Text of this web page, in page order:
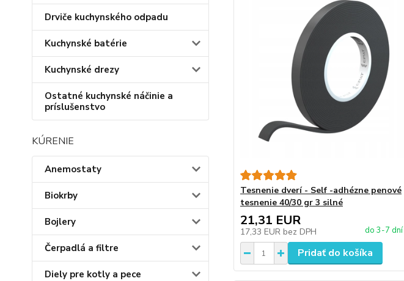
Drviče kuchynského odpadu
Kuchynské batérie
Kuchynské drezy
Ostatné kuchynské náčinie a
príslušenstvo
KÚRENIE
Anemostaty
Biokrby
Bojlery
Čerpadlá a filtre
Diely pre kotly a pece
Tesnenie dverí - Self -adhézne penové
tesnenie 40/30 gr 3 silné
21,31 EUR
17,33 EUR bez DPH do 3-7 dní
Pridať do košíka